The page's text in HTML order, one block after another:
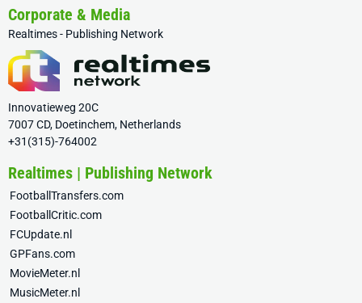
Corporate & Media
Realtimes - Publishing Network
Innovatieweg 20C
7007 CD, Doetinchem, Netherlands
+31(315)-764002
Realtimes | Publishing Network
FootballTransfers.com
FootballCritic.com
FCUpdate.nl
GPFans.com
MovieMeter.nl
MusicMeter.nl